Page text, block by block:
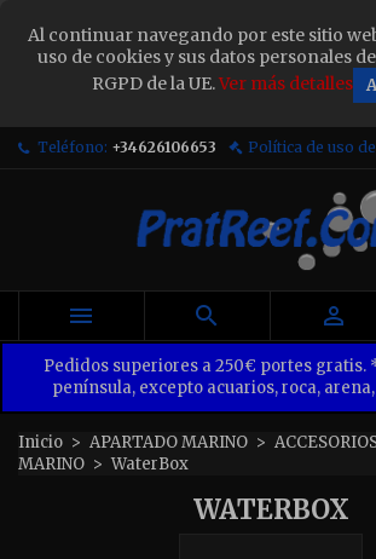
Al continuar navegando por este sitio
uso de cookies y sus datos personales
RGPD de la UE.Ver más detalles
Teléfono: +34626106653 Política de uso
  
Pedidos superiores a 250€ portes gratis.
península, excepto acuarios, roca,
Inicio APARTADO MARINO
MARINO
WaterBox
WATERBOX
Sign in
You need to be logged in to save
wish list.